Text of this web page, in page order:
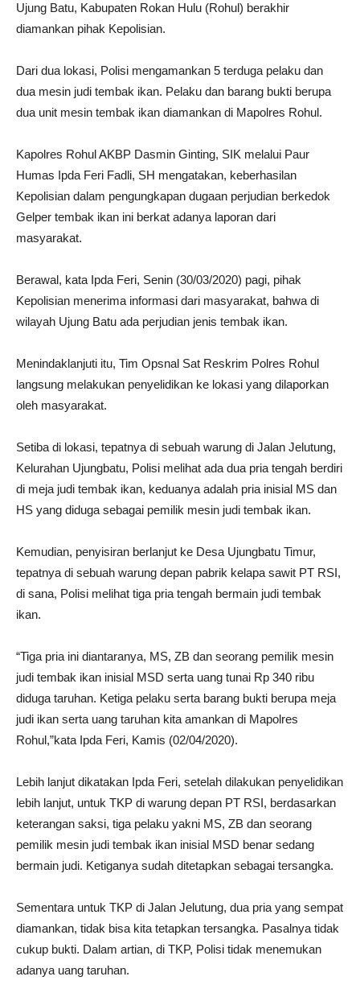
Ujung Batu, Kabupaten Rokan Hulu (Rohul) berakhir
diamankan pihak Kepolisian.
Dari dua lokasi, Polisi mengamankan 5 terduga pelaku dan
dua mesin judi tembak ikan. Pelaku dan barang bukti berupa
dua unit mesin tembak ikan diamankan di Mapolres Rohul.
Kapolres Rohul AKBP Dasmin Ginting, SIK melalui Paur
Humas Ipda Feri Fadli, SH mengatakan, keberhasilan
Kepolisian dalam pengungkapan dugaan perjudian berkedok
Gelper tembak ikan ini berkat adanya laporan dari
masyarakat.
Berawal, kata Ipda Feri, Senin (30/03/2020) pagi, pihak
Kepolisian menerima informasi dari masyarakat, bahwa di
wilayah Ujung Batu ada perjudian jenis tembak ikan.
Menindaklanjuti itu, Tim Opsnal Sat Reskrim Polres Rohul
langsung melakukan penyelidikan ke lokasi yang dilaporkan
oleh masyarakat.
Setiba di lokasi, tepatnya di sebuah warung di Jalan Jelutung,
Kelurahan Ujungbatu, Polisi melihat ada dua pria tengah berdiri
di meja judi tembak ikan, keduanya adalah pria inisial MS dan
HS yang diduga sebagai pemilik mesin judi tembak ikan.
Kemudian, penyisiran berlanjut ke Desa Ujungbatu Timur,
tepatnya di sebuah warung depan pabrik kelapa sawit PT RSI,
di sana, Polisi melihat tiga pria tengah bermain judi tembak
ikan.
“Tiga pria ini diantaranya, MS, ZB dan seorang pemilik mesin
judi tembak ikan inisial MSD serta uang tunai Rp 340 ribu
diduga taruhan. Ketiga pelaku serta barang bukti berupa meja
judi ikan serta uang taruhan kita amankan di Mapolres
Rohul,”kata Ipda Feri, Kamis (02/04/2020).
Lebih lanjut dikatakan Ipda Feri, setelah dilakukan penyelidikan
lebih lanjut, untuk TKP di warung depan PT RSI, berdasarkan
keterangan saksi, tiga pelaku yakni MS, ZB dan seorang
pemilik mesin judi tembak ikan inisial MSD benar sedang
bermain judi. Ketiganya sudah ditetapkan sebagai tersangka.
Sementara untuk TKP di Jalan Jelutung, dua pria yang sempat
diamankan, tidak bisa kita tetapkan tersangka. Pasalnya tidak
cukup bukti. Dalam artian, di TKP, Polisi tidak menemukan
adanya uang taruhan.